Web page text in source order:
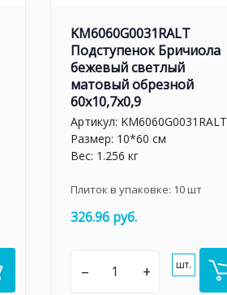
KM6060G0031RALT
Подступенок Бричиола
бежевый светлый
матовый обрезной
60x10,7x0,9
Артикул: KM6060G0031RALT
Размер: 10*60 см
Вес: 1.256 кг
Плиток в упаковке: 10шт
326.96 руб.
– + шт.